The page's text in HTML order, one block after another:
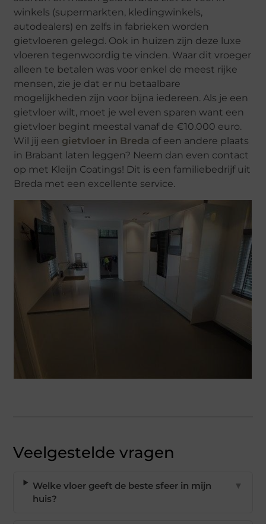
winkels (supermarkten, kledingwinkels,
autodealers) en zelfs in fabrieken worden
gietvloeren gelegd. Ook in huizen zijn deze luxe
vloeren tegenwoordig te vinden. Waar dit vroeger
alleen te betalen was voor enkel de meest rijke
mensen, zie je dat er nu betaalbare
mogelijkheden zijn voor bijna iedereen. Als je een
gietvloer wilt, moet je wel even sparen want een
gietvloer begint meestal vanaf de €10.000 euro.
Wil jij een gietvloer in Breda of een andere plaats
in Brabant laten leggen? Neem dan even contact
op met Kleijn Coatings! Dit is een familiebedrijf uit
Breda met een excellente service.
Veelgestelde vragen
Welke vloer geeft de beste sfeer in mijn
huis?
▼